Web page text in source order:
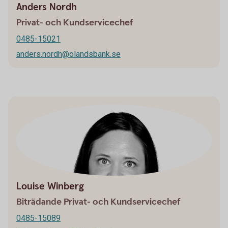
Anders Nordh
Privat- och Kundservicechef
0485-15021
anders.nordh@olandsbank.se
Louise Winberg
Biträdande Privat- och Kundservicechef
0485-15089